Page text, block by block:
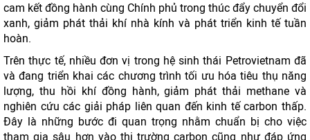
cam kết đồng hành cùng Chính phủ trong thúc đẩy chuyển đổi
xanh, giảm phát thải khí nhà kính và phát triển kinh tế tuần
hoàn.
Trên thực tế, nhiều đơn vị trong hệ sinh thái Petrovietnam đã
và đang triển khai các chương trình tối ưu hóa tiêu thụ năng
lượng, thu hồi khí đồng hành, giảm phát thải methane và
nghiên cứu các giải pháp liên quan đến kinh tế carbon thấp.
Đây là những bước đi quan trọng nhằm chuẩn bị cho việc
tham gia sâu hơn vào thị trường carbon cũng như đáp ứng